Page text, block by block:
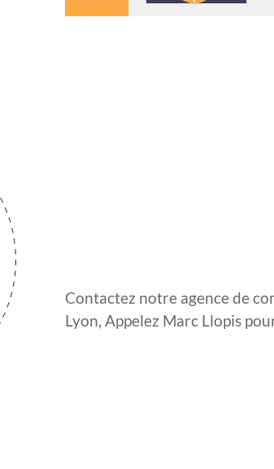
Contactez notre agence de
Lyon, Appelez Marc Llopis